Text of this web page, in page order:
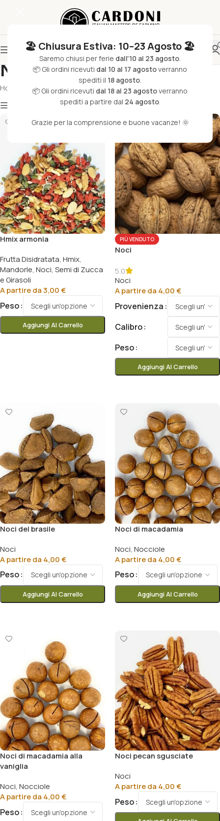
🏖️ Chiusura Estiva: 10–23 Agosto 🏖️
Saremo chiusi per ferie dall'10 al 23 agosto.
📦 Gli ordini ricevuti dal 10 al 17 agostoverranno
spediti il 18 agosto.
📦 Gli ordini ricevuti dal 18 al 23 agostoverranno
spediti a partire dal 24 agosto.
Grazie per la comprensione e buone vacanze! 🌞
Noci
Home Agroalimentare/Frutta Secca & Disidratata/Noci
Hmix armonia
Frutta Disidratata, Hmix,
Mandorle, Noci, Semi di Zucca
e Girasoli
A partire da3,00€
Peso
Aggiungi Al Carrello
PIÙ VENDUTO
Noci
5.0
Noci
A partire da 4,00€
Provenienza
Calibro
Peso
Aggiungi Al Carrello
Noci del brasile
Noci
A partire da 4,00€
Peso
Aggiungi Al Carrello
Noci di macadamia
Noci, Nocciole
A partire da 4,00€
Peso
Aggiungi Al Carrello
Noci di macadamia alla
vaniglia
Noci, Nocciole
A partire da 4,00€
Peso
Noci pecan sgusciate
Noci
A partire da 4,00€
Peso